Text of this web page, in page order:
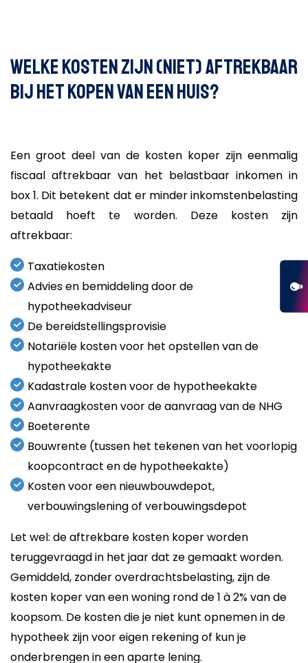
Welke kosten zijn (niet) aftrekbaar
bij het kopen van een huis?
Een groot deel van de kosten koper zijn eenmalig
fiscaal aftrekbaar van het belastbaar inkomen in
box 1. Dit betekent dat er minder inkomstenbelasting
betaald hoeft te worden. Deze kosten zijn
aftrekbaar:
Taxatiekosten
Advies en bemiddeling door de
hypotheekadviseur
De bereidstellingsprovisie
Notariële kosten voor het opstellen van de
hypotheekakte
Kadastrale kosten voor de hypotheekakte
Aanvraagkosten voor de aanvraag van de NHG
Boeterente
Bouwrente (tussen het tekenen van het voorlopig
koopcontract en de hypotheekakte)
Kosten voor een nieuwbouwdepot,
verbouwingslening of verbouwingsdepot
Let wel: de aftrekbare kosten koper worden
teruggevraagd in het jaar dat ze gemaakt worden.
Gemiddeld, zonder overdrachtsbelasting, zijn de
kosten koper van een woning rond de 1 à 2% van de
koopsom. De kosten die je niet kunt opnemen in de
hypotheek zijn voor eigen rekening of kun je
onderbrengen in een aparte lening.